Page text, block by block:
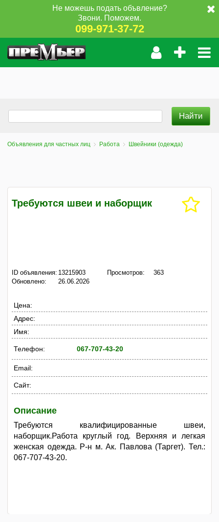
Не можешь подать объвление?
Звони. Поможем.
099-971-37-72
Объявления для частных лиц Работа Швейники (одежда)
Требуются швеи и наборщик
ID объявления: 13215903
Обновлено:
26.06.2026
Просмотров: 363
Цена:
Адрес:
Имя:
Телефон: 067-707-43-20
Email:
Сайт:
Описание
Требуются квалифицированные швеи,
наборщик.Работа круглый год. Верхняя и легкая
женская одежда. Р-н м. Ак. Павлова (Таргет). Тел.:
067-707-43-20.